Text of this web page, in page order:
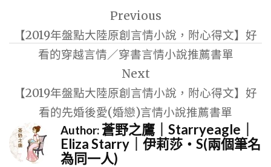
導
Previous
【2019年盤點大陸原創言情小說，附心得文】好
看的穿越言情／穿書言情小說推薦書單
Next
【2019年盤點大陸原創言情小說，附心得文】好
看的先婚後愛(婚戀)言情小說推薦書單
Author:蒼野之鷹｜Starryeagle｜
Eliza Starry｜伊莉莎・S(兩個筆名
為同一人)